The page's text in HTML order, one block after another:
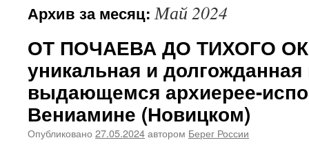
Архив за месяц:Май 2024
ОТ ПОЧАЕВА ДО ТИХОГО
уникальная и долгожданная
выдающемся архиерее-
Вениамине (Новицком)
Опубликовано 27.05.2024автором Берег России